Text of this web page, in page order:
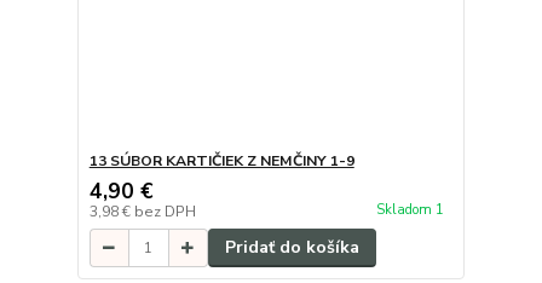
13 SÚBOR KARTIČIEK Z NEMČINY 1-9
4,90 €
3,98 € bez DPH Skladom 1
Pridať do košíka